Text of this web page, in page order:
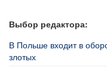
Выбор редактора:
В Польше входит в
злотых